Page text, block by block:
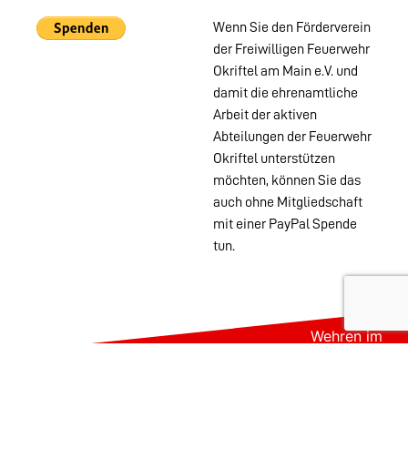
Wenn Sie den Förderverein
der Freiwilligen Feuerwehr
Okriftel am Main e.V. und
damit die ehrenamtliche
Arbeit der aktiven
Abteilungen der Feuerwehr
Okriftel unterstützen
möchten, können Sie das
auch ohne Mitgliedschaft
mit einer PayPal Spende
tun.
Wehren im